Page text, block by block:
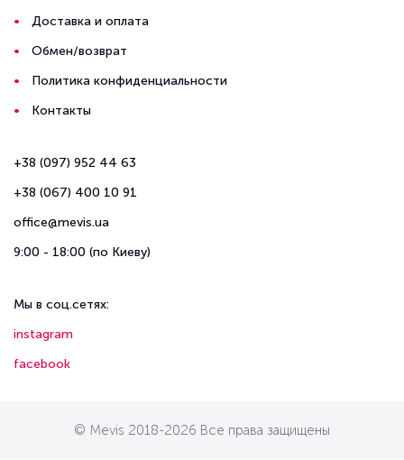
Доставка и оплата
Обмен/возврат
Политика конфиденциальности
Контакты
+38 (097) 952 44 63
+38 (067) 400 10 91
office@mevis.ua
9:00 - 18:00 (по Киеву)
Мы в соц.сетях:
instagram
facebook
© Mevis 2018-2026 Все права защищены